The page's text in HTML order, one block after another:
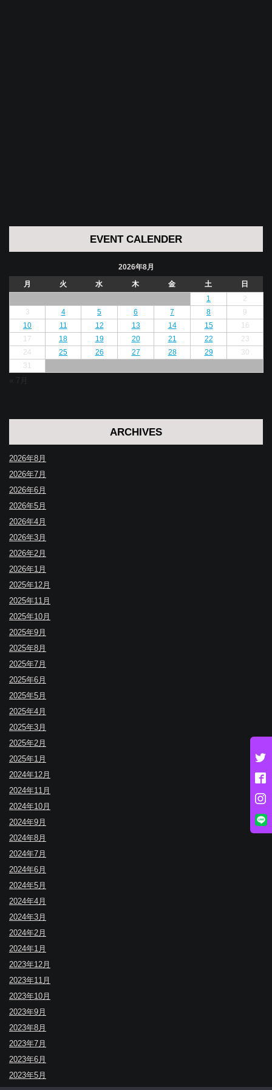
EVENT CALENDER
2026年8月
月
火 水 木 金 土
日
1
2
3
4 5 6 7 8
9
10
11 12 13 14 15
16
17
18 19 20 21 22
23
24
25 26 27 28 29
30
31
« 7月
ARCHIVES
2026年8月
2026年7月
2026年6月
2026年5月
2026年4月
2026年3月
2026年2月
2026年1月
2025年12月
2025年11月
2025年10月
2025年9月
2025年8月
2025年7月
2025年6月
2025年5月
2025年4月
2025年3月
2025年2月
2025年1月
2024年12月
2024年11月
2024年10月
2024年9月
2024年8月
2024年7月
2024年6月
2024年5月
2024年4月
2024年3月
2024年2月
2024年1月
2023年12月
2023年11月
2023年10月
2023年9月
2023年8月
2023年7月
2023年6月
2023年5月